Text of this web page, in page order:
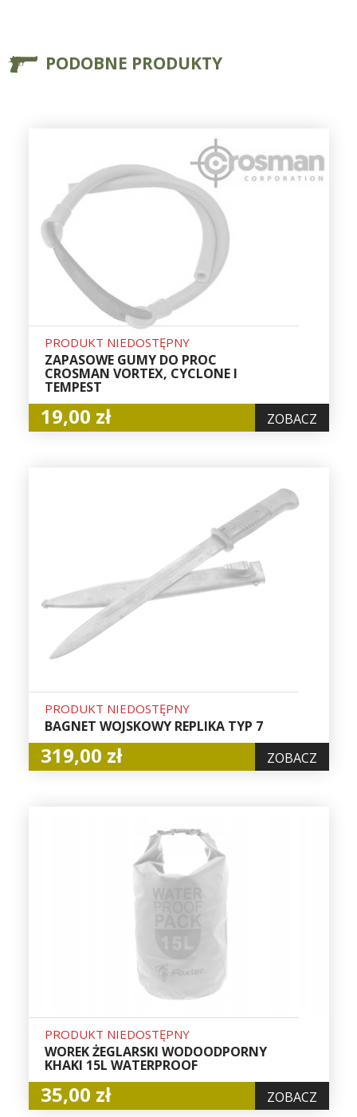
PODOBNE PRODUKTY
PRODUKT NIEDOSTĘPNY
ZAPASOWE GUMY DO PROC
CROSMAN VORTEX, CYCLONE I
TEMPEST
19,00 zł ZOBACZ
PRODUKT NIEDOSTĘPNY
BAGNET WOJSKOWY REPLIKA TYP 7
319,00 zł ZOBACZ
PRODUKT NIEDOSTĘPNY
WOREK ŻEGLARSKI WODOODPORNY
KHAKI 15L WATERPROOF
35,00 zł ZOBACZ